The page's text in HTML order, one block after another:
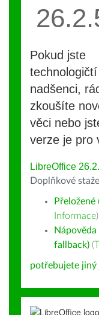
Pokud jste
technologičtí
nadšenci,
zkoušíte
věci nebo
verze je pro
LibreOffice
Doplňkové
Informace)
fallback) (
potřebujete jiný